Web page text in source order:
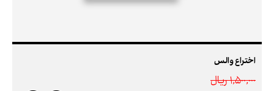
اختراع والس
1,500,000 ريال